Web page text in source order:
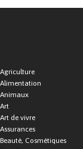
Agriculture
Alimentation
Animaux
Art
Art de vivre
Assurances
Beauté, Cosmétiques